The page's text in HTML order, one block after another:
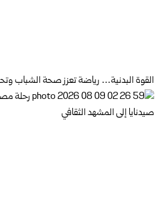
القوة البدنية… رياضة تعزز صحة الشباب